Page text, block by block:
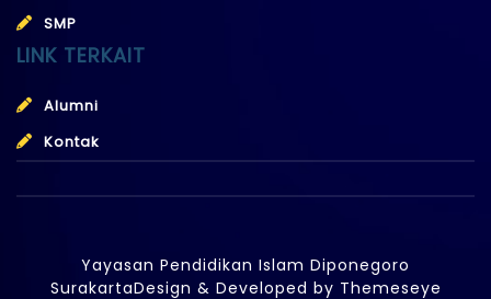
SMP
LINK TERKAIT
Alumni
Kontak
Yayasan Pendidikan Islam Diponegoro
SurakartaDesign & Developed by Themeseye